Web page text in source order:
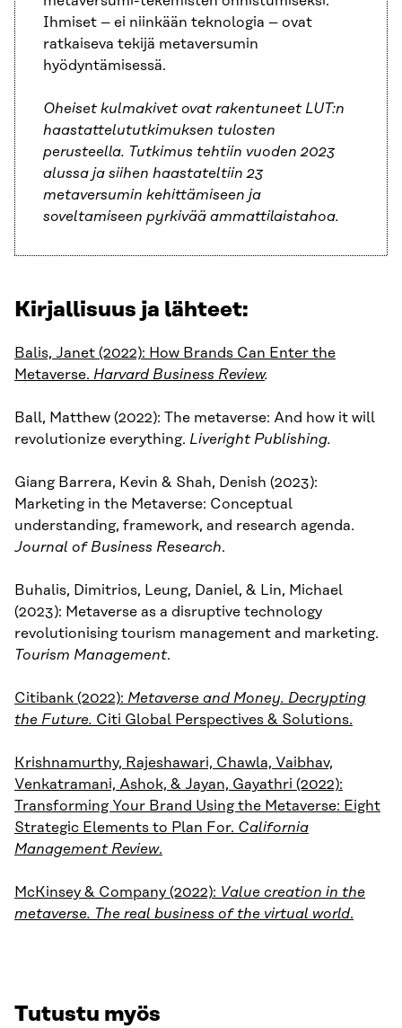
Ihmiset – ei niinkään teknologia – ovat
ratkaiseva tekijä metaversumin
hyödyntämisessä.
Oheiset kulmakivet ovat rakentuneet LUT:n
haastattelututkimuksen tulosten
perusteella. Tutkimus tehtiin vuoden 2023
alussa ja siihen haastateltiin 23
metaversumin kehittämiseen ja
soveltamiseen pyrkivää ammattilaistahoa.
Kirjallisuus ja lähteet:
Balis, Janet (2022): How Brands Can Enter the
Metaverse. Harvard Business Review.
Ball, Matthew (2022): The metaverse: And how it will
revolutionize everything. Liveright Publishing.
Giang Barrera, Kevin & Shah, Denish (2023):
Marketing in the Metaverse: Conceptual
understanding, framework, and research agenda.
Journal of Business Research.
Buhalis, Dimitrios, Leung, Daniel, & Lin, Michael
(2023): Metaverse as a disruptive technology
revolutionising tourism management and marketing.
Tourism Management.
Citibank (2022): Metaverse and Money. Decrypting
the Future. Citi Global Perspectives & Solutions.
Krishnamurthy, Rajeshawari, Chawla, Vaibhav,
Venkatramani, Ashok, & Jayan, Gayathri (2022):
Transforming Your Brand Using the Metaverse: Eight
Strategic Elements to Plan For. California
Management Review.
McKinsey & Company (2022): Value creation in the
metaverse. The real business of the virtual world.
Tutustu myös